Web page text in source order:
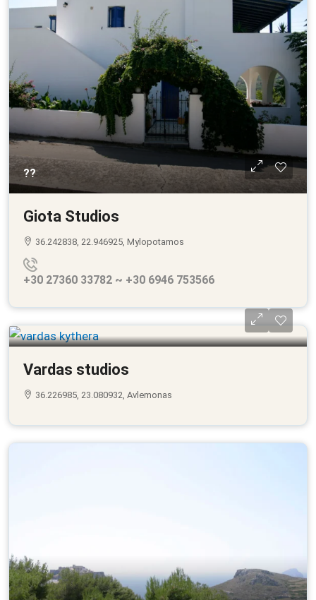
??
Giota Studios
36.242838, 22.946925, Mylopotamos
+30 27360 33782 ~ +30 6946 753566
Vardas studios
36.226985, 23.080932, Avlemonas